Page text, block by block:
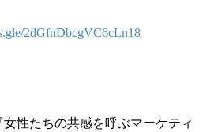
2dGfnDbcgVC6cLn18
女性たちの共感を呼ぶマーケティ